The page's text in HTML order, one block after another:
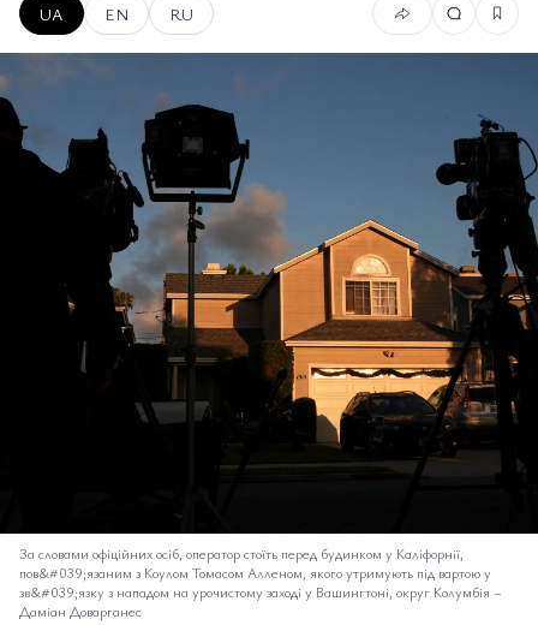
UA EN RU
За словами офіційних осіб, оператор стоїть перед будинком у Каліфорнії,
пов&#039;язаним з Коулом Томасом Алленом, якого утримують під вартою у
зв&#039;язку з нападом на урочистому заході у Вашингтоні, округ Колумбія –
Даміан Доварганес